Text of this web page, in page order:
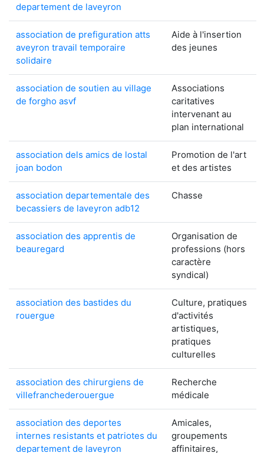
departement de laveyron
association de prefiguration atts
aveyron travail temporaire
solidaire
Aide à l'insertion
des jeunes
association de soutien au village
de forgho asvf
Associations
caritatives
intervenant au
plan international
association dels amics de lostal
joan bodon
Promotion de l'art
et des artistes
association departementale des
becassiers de laveyron adb12
Chasse
association des apprentis de
beauregard
Organisation de
professions (hors
caractère
syndical)
association des bastides du
rouergue
Culture, pratiques
d'activités
artistiques,
pratiques
culturelles
association des chirurgiens de
villefranchederouergue
Recherche
médicale
association des deportes
internes resistants et patriotes du
departement de laveyron
Amicales,
groupements
affinitaires,